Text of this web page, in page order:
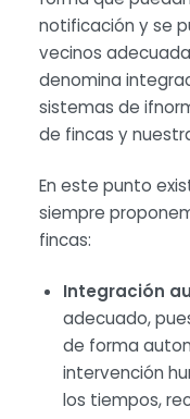
notificación y se
vecinos
denomina
sistemas de
de fincas y
En este punto
siempre
fincas:
Integración
adecuado,
de forma
intervención
los tiempos,